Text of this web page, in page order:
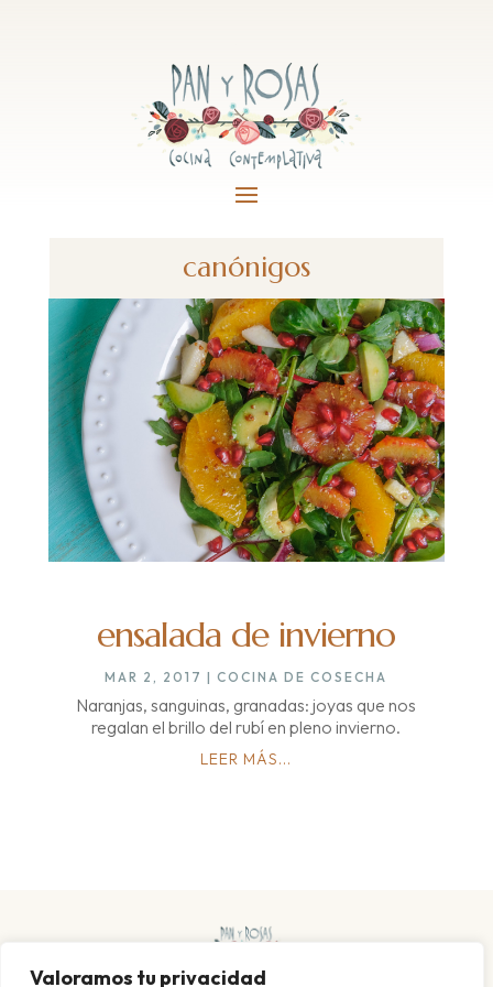
Valoramos tu privacidad
canónigos
ensalada de invierno
MAR 2, 2017 |COCINA DE COSECHA
Naranjas, sanguinas, granadas: joyas que nos
regalan el brillo del rubí en pleno invierno.
LEER MÁS...